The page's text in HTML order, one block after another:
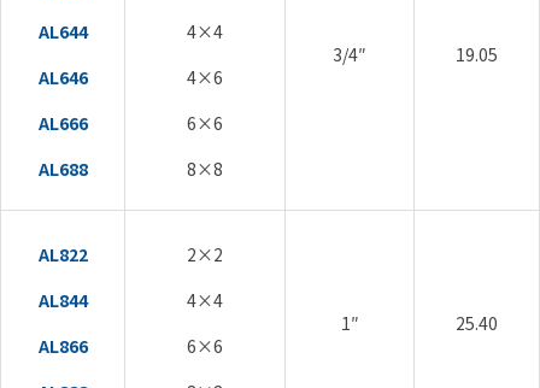
AL644
AL646
AL666
AL688
4×4
4×6
6×6
8×8
3/4″ 19.05
AL822
AL844
AL866
2×2
4×4
6×6
1″ 25.40